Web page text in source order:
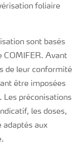
foliaire
sont basés
COMIFER. Avant
de leur conformité
être imposées
Les préconisations
les doses,
adaptés aux